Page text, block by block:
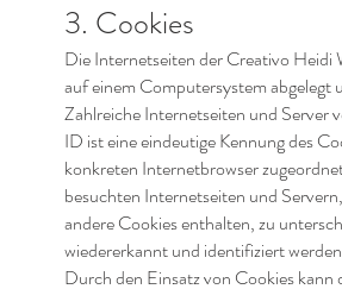
3. Cookies
Die Internetseiten der Creativo Heidi
auf einem Computersystem abgelegt
Zahlreiche Internetseiten und Server
ID ist eine eindeutige Kennung des
konkreten Internetbrowser
besuchten Internetseiten und
andere Cookies enthalten, zu
wiedererkannt und identifiziert
Durch den Einsatz von Cookies